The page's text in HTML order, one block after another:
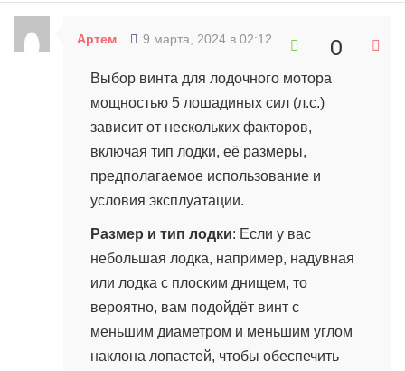
Артем 9 марта, 2024 в 02:12
Выбор винта для лодочного мотора
мощностью 5 лошадиных сил (л.с.)
зависит от нескольких факторов,
включая тип лодки, её размеры,
предполагаемое использование и
условия эксплуатации.
Размер и тип лодки: Если у вас
небольшая лодка, например, надувная
или лодка с плоским днищем, то
вероятно, вам подойдёт винт с
меньшим диаметром и меньшим углом
наклона лопастей, чтобы обеспечить
0